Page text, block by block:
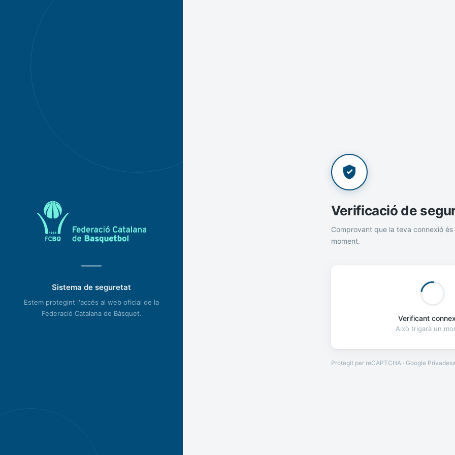
Sistema de seguretat
Estem protegint l'accés al web oficial de la
Federació Catalana de Bàsquet.
Verificació de
Comprovant que la teva connexió és
moment.
Verificant
Això trigarà un
Protegit per reCAPTCHA · Google Privadesa